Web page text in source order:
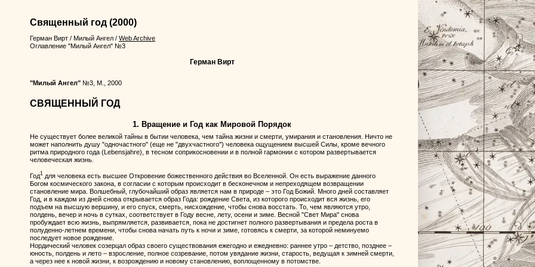
Священный год (2000)
Герман Вирт / Милый Ангел / Web Archive
Оглавление "Милый Ангел" №3
Герман Вирт
"Милый Ангел" №3, М., 2000
СВЯЩЕННЫЙ ГОД
1. Вращение и Год как Мировой Порядок
Не существует более великой тайны в бытии человека, чем тайна жизни и смерти, умирания и становления. Ничто не
может наполнить душу "одночастного" (еще не "двухчастного") человека ощущением высшей Силы, кроме вечного
ритма природного года (Lebensjahre), в тесном соприкосновении и в полной гармонии с котором развертывается
человеческая жизнь.
Год1 для человека есть высшее Откровение божественного действия во Вселенной. Он есть выражение данного
Богом космического закона, в согласии с которым происходит в бесконечном и непреходящем возвращении
становление мира. Волшебный, глубочайший образ является нам в природе – это Год Божий. Много дней составляет
Год, и в каждом из дней снова открывается образ Года: рождение Света, из которого происходит вся жизнь, его
подъем на высшую вершину, и его спуск, смерть, нисхождение, чтобы снова восстать. То, чем являются утро,
полдень, вечер и ночь в сутках, соответствует в Году весне, лету, осени и зиме. Весной "Свет Мира" снова
пробуждает всю жизнь, выпрямляется, развивается, пока не достигнет полного развертывания и предела роста в
полуденно-летнем времени, чтобы снова начать путь к ночи и зиме, готовясь к смерти, за которой неминуемо
последует новое рождение.
Нордический человек созерцал образ своего существования ежегодно и ежедневно: раннее утро – детство, позднее –
юность, полдень и лето – взросление, полное созревание, потом увядание жизни, старость, ведущая к зимней смерти,
а через нее к новой жизни, к возрождению и новому становлению, воплощенному в потомстве.